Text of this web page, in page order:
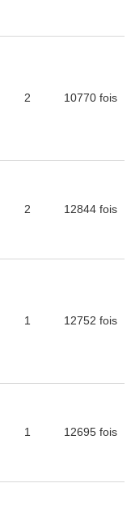
2 10770 fois
2 12844 fois
1 12752 fois
1 12695 fois